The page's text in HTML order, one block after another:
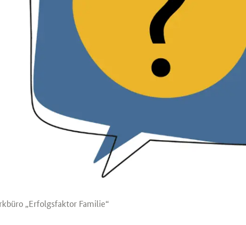
„Erfolgsfaktor Familie“